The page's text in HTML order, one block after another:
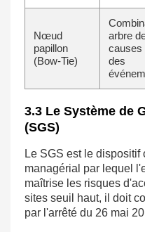
Nœud
papillon
(Bow-Tie)
arbre
causes
des
3.3 Le Système de
(SGS)
Le SGS est le
managérial par lequel
maîtrise les risques
sites seuil haut, il doit
par l'arrêté du 26 mai